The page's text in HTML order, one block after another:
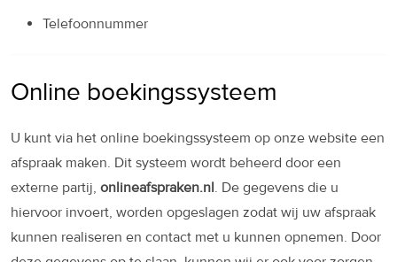
Telefoonnummer
Online boekingssysteem
U kunt via het online boekingssysteem op onze website een
afspraak maken. Dit systeem wordt beheerd door een
externe partij, onlineafspraken.nl. De gegevens die u
hiervoor invoert, worden opgeslagen zodat wij uw afspraak
kunnen realiseren en contact met u kunnen opnemen. Door